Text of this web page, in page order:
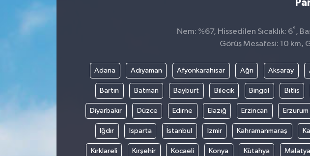
Nem: %67, Hissedilen Sıcaklık: 6° ,
Görüş Mesafesi: 10 km,
Adana Adıyaman Afyonkarahisar Ağrı Aksaray
Bartın Batman Bayburt Bilecik Bingöl Bitlis
Diyarbakır Düzce Edirne Elazığ Erzincan Erzurum
Iğdır Isparta İstanbul İzmir Kahramanmaraş
Kırklareli Kırşehir Kocaeli Konya Kütahya Malatya